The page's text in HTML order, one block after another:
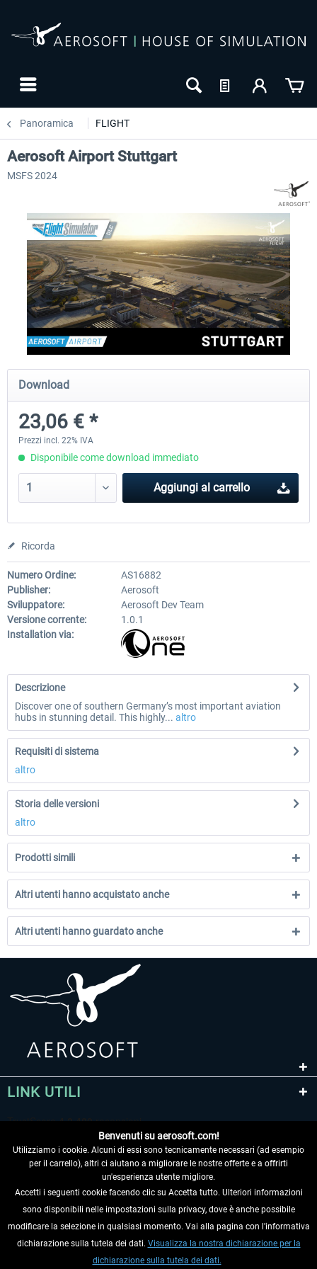
Panoramica FLIGHT
24h FREE
EmergencyDispatcherPro - 24h Free
0,00 € *
Aerosoft Airport Stuttgart
MSFS 2024
Download
23,06 € *
Prezzi incl. 22% IVA
Disponibile come download immediato
Aggiungi al carrello
Ricorda
Numero Ordine:
AS16882
Publisher:
Aerosoft
Sviluppatore:
Aerosoft Dev Team
Versione corrente:
1.0.1
Installation via:
Descrizione
Discover one of southern Germany’s most important aviation
hubs in stunning detail. This highly... altro
Requisiti di sistema
altro
Storia delle versioni
altro
Prodotti simili
Altri utenti hanno acquistato anche
Altri utenti hanno guardato anche
LINK UTILI
RECEDERE DAL CONTRATTO
INFORMAZIONI
Benvenuti su aerosoft.com!
Utilizziamo i cookie. Alcuni di essi sono tecnicamente necessari (ad esempio
per il carrello), altri ci aiutano a migliorare le nostre offerte e a offrirti
un'esperienza utente migliore.
Accetti i seguenti cookie facendo clic su Accetta tutto. Ulteriori informazioni
sono disponibili nelle impostazioni sulla privacy, dove è anche possibile
modificare la selezione in qualsiasi momento. Vai alla pagina con l'informativa
dichiarazione sulla tutela dei dati. Visualizza la nostra dichiarazione per la
dichiarazione sulla tutela dei dati.